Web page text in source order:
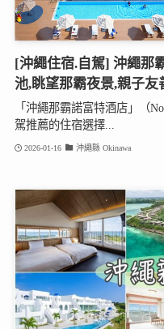
[沖繩住宿.自駕] 沖繩那
池,眺望那霸夜景,親子友
「沖繩那霸諾富特酒店」（
駕推薦的住宿選擇...
2026-01-16 沖繩縣 Okinawa